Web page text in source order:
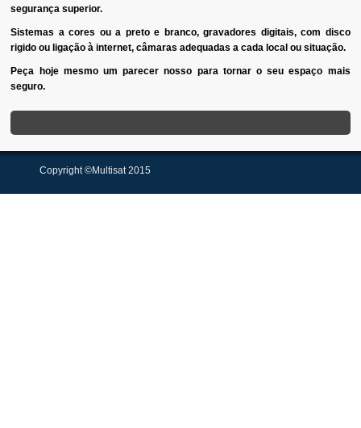
segurança superior.
Sistemas a cores ou a preto e branco, gravadores digitais, com disco
rigido ou ligação à internet, câmaras adequadas a cada local ou situação.
Peça hoje mesmo um parecer nosso para tornar o seu espaço mais
seguro.
Copyright ©Multisat 2015